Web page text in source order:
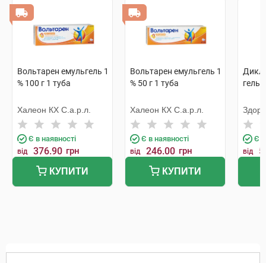
Вольтарен емульгель 1
% 100 г 1 туба
Халеон КХ С.а.р.л.
Є в наявності
від 376.90 грн
КУПИТИ
Вольтарен емульгель 1
% 50 г 1 туба
Халеон КХ С.а.р.л.
Є в наявності
від 246.00 грн
КУПИТИ
гель
Є в
від